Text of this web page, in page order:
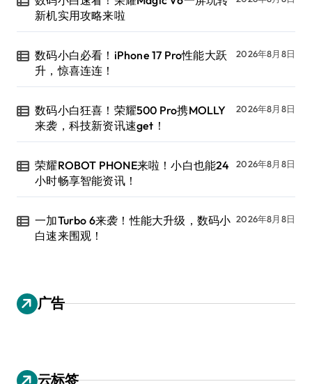
新机实用攻略来啦
数码小白必看！iPhone 17 Pro性能大跃
升，惊喜连连！
2026年8月8日
数码小白狂喜！荣耀500 Pro携MOLLY
来袭，科技新资讯速get！
2026年8月8日
荣耀ROBOT PHONE来啦！小白也能24
小时畅享智能资讯！
2026年8月8日
一加Turbo 6来袭！性能大升级，数码小
白速来围观！
2026年8月8日
广告
云标签